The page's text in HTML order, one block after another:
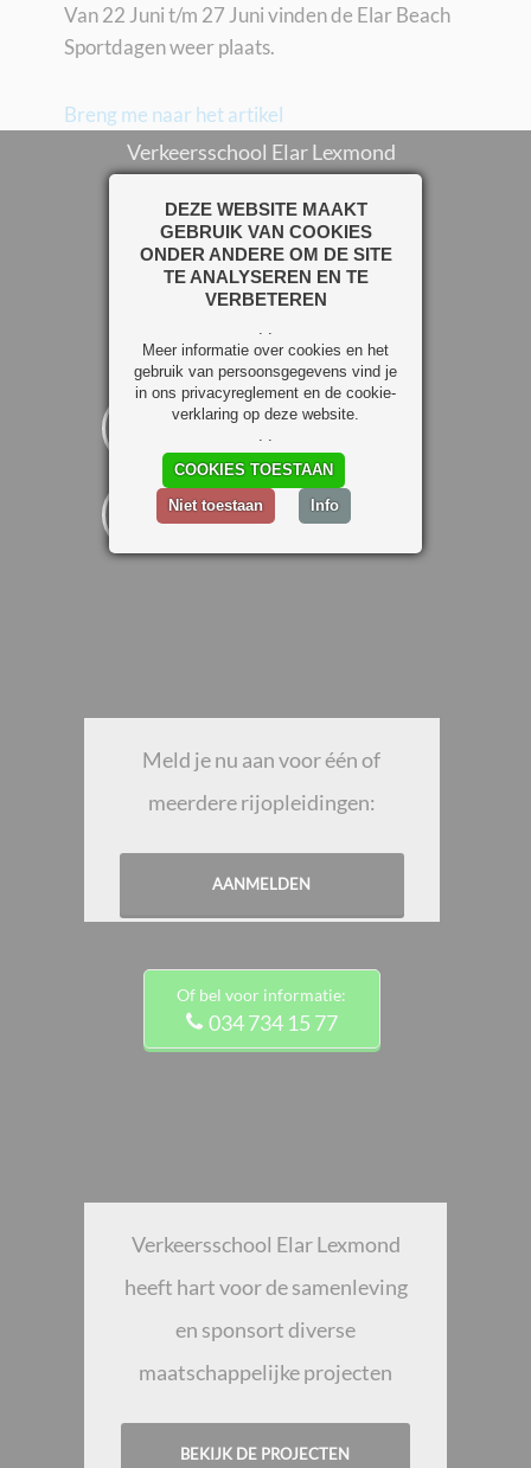
Van 22 Juni t/m 27 Juni vinden de Elar Beach
Sportdagen weer plaats.
Breng me naar het artikel
Verkeersschool Elar Lexmond
4128 BP Lexmond
t: 0347-341577



Meld je nu aan voor één of
meerdere rijopleidingen:
AANMELDEN
Of bel voor informatie:
034 734 15 77
Verkeersschool Elar Lexmond
heeft hart voor de samenleving
en sponsort diverse
maatschappelijke projecten
BEKIJK DE PROJECTEN
DEZE WEBSITE MAAKT
GEBRUIK VAN COOKIES
ONDER ANDERE OM DE SITE
TE ANALYSEREN EN TE
VERBETEREN
. .
Meer informatie over cookies en het
gebruik van persoonsgegevens vind je
in ons privacyreglement en de cookie-
verklaring op deze website.
. .
COOKIES TOESTAAN
Niet toestaan
Info